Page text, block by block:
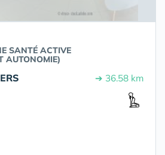
SANTÉ ACTIVE
AUTONOMIE)
➔ 36.58 km